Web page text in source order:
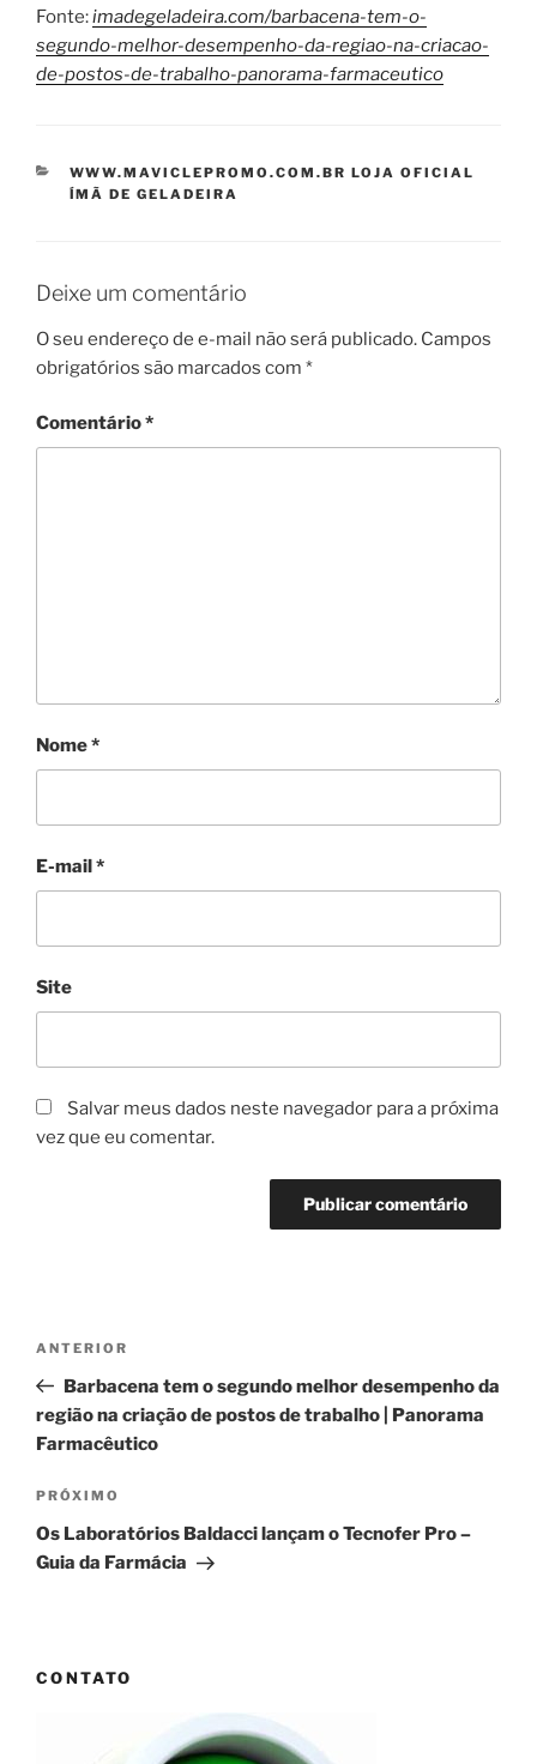
Fonte:imadegeladeira.com/barbacena-tem-o-
segundo-melhor-desempenho-da-regiao-na-criacao-
de-postos-de-trabalho-panorama-farmaceutico
CATEGORIAS
WWW.MAVICLEPROMO.COM.BR LOJA OFICIAL
ÍMÃ DE GELADEIRA
Deixe um comentário
O seu endereço de e-mail não será publicado. Campos
obrigatórios são marcados com *
Comentário*
Nome*
E-mail*
Site
Salvar meus dados neste navegador para a próxima
vez que eu comentar.
Post
Post
anterior
ANTERIOR
Barbacena tem o segundo melhor desempenho da
região na criação de postos de trabalho | Panorama
Farmacêutico
Próximo
post
PRÓXIMO
Os Laboratórios Baldacci lançam o Tecnofer Pro –
Guia da Farmácia
CONTATO